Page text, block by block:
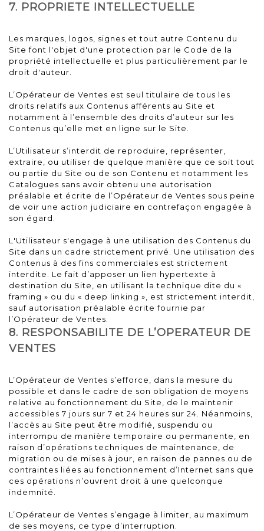
7. PROPRIETE INTELLECTUELLE
Les marques, logos, signes et tout autre Contenu du
Site font l'objet d'une protection par le Code de la
propriété intellectuelle et plus particulièrement par le
droit d'auteur.
L’Opérateur de Ventes est seul titulaire de tous les
droits relatifs aux Contenus afférents au Site et
notamment à l’ensemble des droits d’auteur sur les
Contenus qu’elle met en ligne sur le Site.
L’Utilisateur s’interdit de reproduire, représenter,
extraire, ou utiliser de quelque manière que ce soit tout
ou partie du Site ou de son Contenu et notamment les
Catalogues sans avoir obtenu une autorisation
préalable et écrite de l’Opérateur de Ventes sous peine
de voir une action judiciaire en contrefaçon engagée à
son égard.
L'Utilisateur s'engage à une utilisation des Contenus du
Site dans un cadre strictement privé. Une utilisation des
Contenus à des fins commerciales est strictement
interdite. Le fait d’apposer un lien hypertexte à
destination du Site, en utilisant la technique dite du «
framing » ou du « deep linking », est strictement interdit,
sauf autorisation préalable écrite fournie par
l’Opérateur de Ventes.
8. RESPONSABILITE DE L’OPERATEUR DE
VENTES
L’Opérateur de Ventes s’efforce, dans la mesure du
possible et dans le cadre de son obligation de moyens
relative au fonctionnement du Site, de le maintenir
accessibles 7 jours sur 7 et 24 heures sur 24. Néanmoins,
l’accès au Site peut être modifié, suspendu ou
interrompu de manière temporaire ou permanente, en
raison d’opérations techniques de maintenance, de
migration ou de mises à jour, en raison de pannes ou de
contraintes liées au fonctionnement d’Internet sans que
ces opérations n’ouvrent droit à une quelconque
indemnité.
L’Opérateur de Ventes s’engage à limiter, au maximum
de ses moyens, ce type d’interruption.